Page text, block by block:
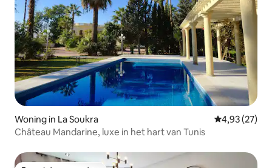
Woning in La Soukra Gemiddelde
4,93 (27)
Château Mandarine, luxe in het hart van Tunis